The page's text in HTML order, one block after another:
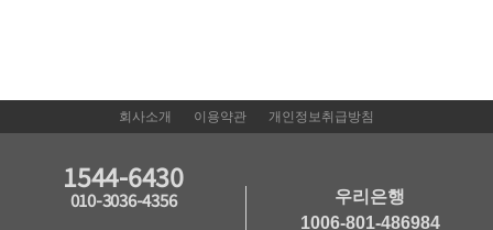
회사소개 이용약관 개인정보취급방침
1544-6430
010-3036-4356
우리은행
1006-801-486984